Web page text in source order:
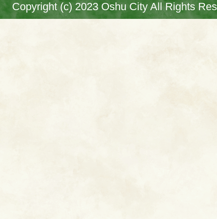
Copyright (c) 2023 Oshu City All Rights